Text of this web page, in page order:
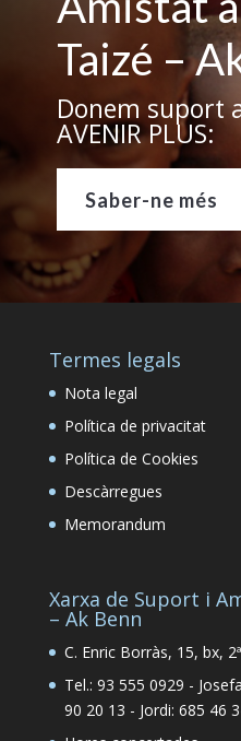
Taizé –
Donem suport
AVENIR PLUS:
Saber-ne més
Termes legals
Nota legal
Política de privacitat
Política de Cookies
Descàrregues
Memorandum
Xarxa de Suport i
– Ak Benn
C. Enric Borràs, 15, bx,
Tel.: 93 555 0929 -
90 20 13 - Jordi: 685 46